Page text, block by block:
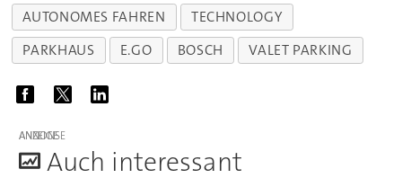
AUTONOMES FAHREN
TECHNOLOGY
PARKHAUS
E.GO BOSCH VALET PARKING
ANZEIGE
Auch interessant